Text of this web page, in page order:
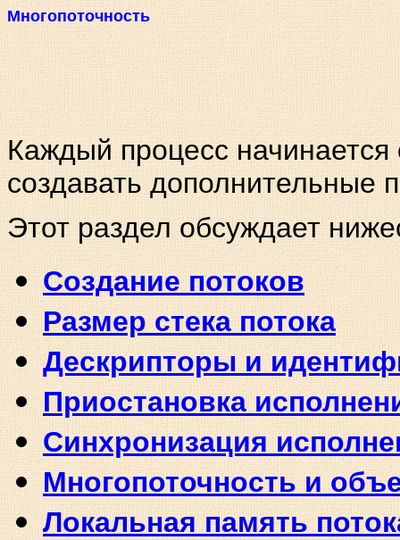
Многопоточность
Каждый процесс начинается
создавать дополнительные
Этот раздел обсуждает
Создание потоков
Размер стека потока
Дескрипторы и
Приостановка
Синхронизация
Многопоточность и
Локальная память